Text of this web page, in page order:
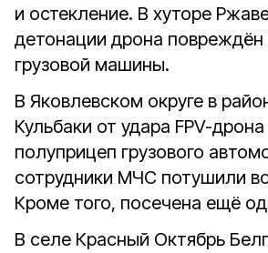
и остекление. В хуторе
детонации дрона повреждён
грузовой машины.
В Яковлевском округе в
Кульбаки от удара FPV-дрона
полуприцеп грузового
сотрудники МЧС потушили
Кроме того, посечена ещё
В селе Красный Октябрь